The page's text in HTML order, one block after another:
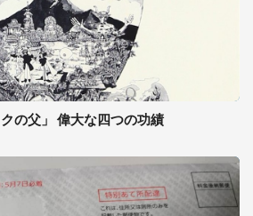
の父」 偉大な四つの功績